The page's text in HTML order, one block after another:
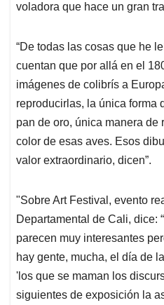
voladora que hace un gran
“De todas las cosas que he
cuentan que por allá en el
imágenes de colibrís a
reproducirlas, la única forma
pan de oro, única manera de
color de esas aves. Esos
valor extraordinario, dicen”.
"Sobre Art Festival, evento
Departamental de Cali, dice:
parecen muy interesantes
hay gente, mucha, el día de
'los que se maman los
siguientes de exposición la